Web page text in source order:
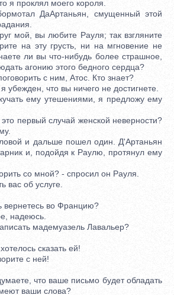
я проклял моего короля.
ДаАртаньян, смущенный этой
мой, вы любите Рауля; так взгляните
на эту грусть, ни на мгновение не
ли вы что-нибудь более страшное,
агонию этого бедного сердца?
с ним, Атос. Кто знает?
что вы ничего не достигнете.
ему утешениями, я предложу ему
первый случай женской неверности?
и дальше пошел один. Д'Артаньян
и, подойдя к Раулю, протянул ему
со мной? - спросил он Рауля.
об услуге.
во Францию?
надеюсь.
мадемуазель Лавальер?
сказать ей!
с ней!
что ваше письмо будет обладать
ваши слова?